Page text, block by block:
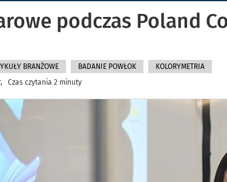
podczas Poland
BRANŻOWE BADANIE POWŁOK
KOLORYMETRIA
Czas czytania 2 minuty